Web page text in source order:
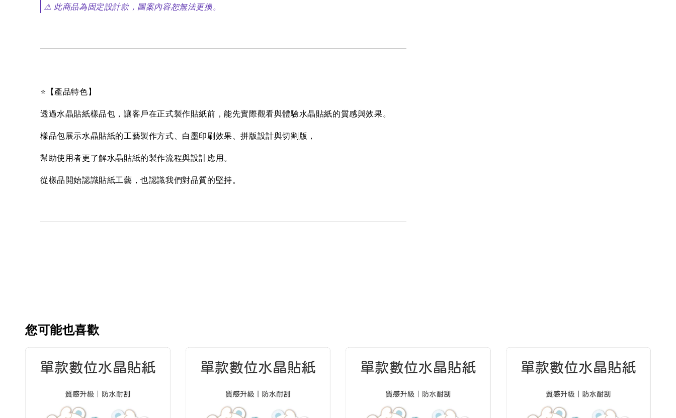
⚠️ 此商品為固定設計款，圖案內容恕無法更換。
⭐【產品特色】
透過水晶貼紙樣品包，讓客戶在正式製作貼紙前，能先實際觀看與體驗水晶貼紙的質感與效果。
樣品包展示水晶貼紙的工藝製作方式、白墨印刷效果、拼版設計與切割版，
幫助使用者更了解水晶貼紙的製作流程與設計應用。
從樣品開始認識貼紙工藝，也認識我們對品質的堅持。
您可能也喜歡